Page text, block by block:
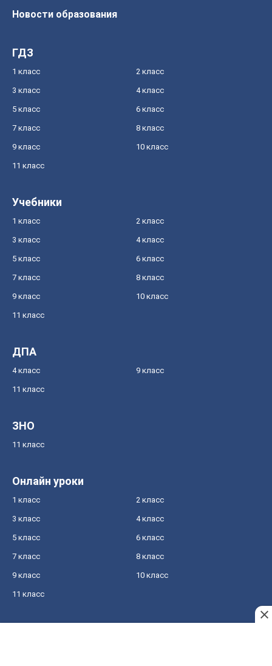
Новости образования
ГДЗ
1 класс 2 класс
3 класс 4 класс
5 класс 6 класс
7 класс 8 класс
9 класс 10 класс
11 класс
Учебники
1 класс 2 класс
3 класс 4 класс
5 класс 6 класс
7 класс 8 класс
9 класс 10 класс
11 класс
ДПА
4 класс 9 класс
11 класс
ЗНО
11 класс
Онлайн уроки
1 класс 2 класс
3 класс 4 класс
5 класс 6 класс
7 класс 8 класс
9 класс 10 класс
11 класс